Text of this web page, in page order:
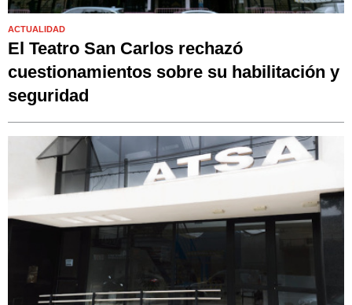
ACTUALIDAD
El Teatro San Carlos rechazó
cuestionamientos sobre su habilitación y
seguridad